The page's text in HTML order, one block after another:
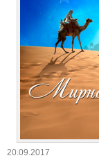
20.09.2017